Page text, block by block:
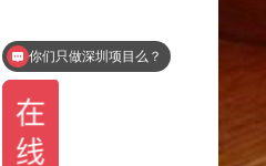
办公室设计一平多少钱？